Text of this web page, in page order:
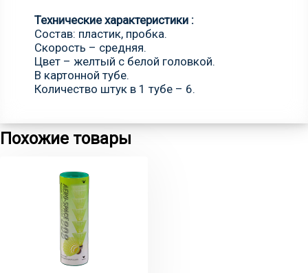
Техническиехарактеристики :
Состав: пластик, пробка.
Скорость – средняя.
Цвет – желтый с белой головкой.
В картонной тубе.
Количество штук в 1 тубе – 6.
Похожие товары